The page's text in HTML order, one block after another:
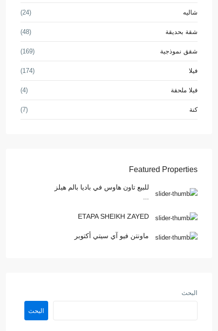
شاليه (24)
شقة بحديقة (48)
شقق نموذجية (169)
فيلا (174)
فيلا ملحقة (4)
كنة (7)
Featured Properties
للبيع تاون هاوس في باديا بالم هيلز
ETAPA SHEIKH ZAYED
ماونتن فيو آي سيتي أكتوبر
البحث
البحث